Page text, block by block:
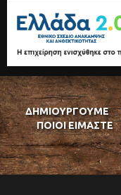
ΔΗΜΙΟΥΡΓΟΎΜΕ
ΠΟΙΟΊ ΕΊΜΑΣΤΕ